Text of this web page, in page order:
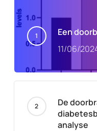
Een
11/06/
De
analyse